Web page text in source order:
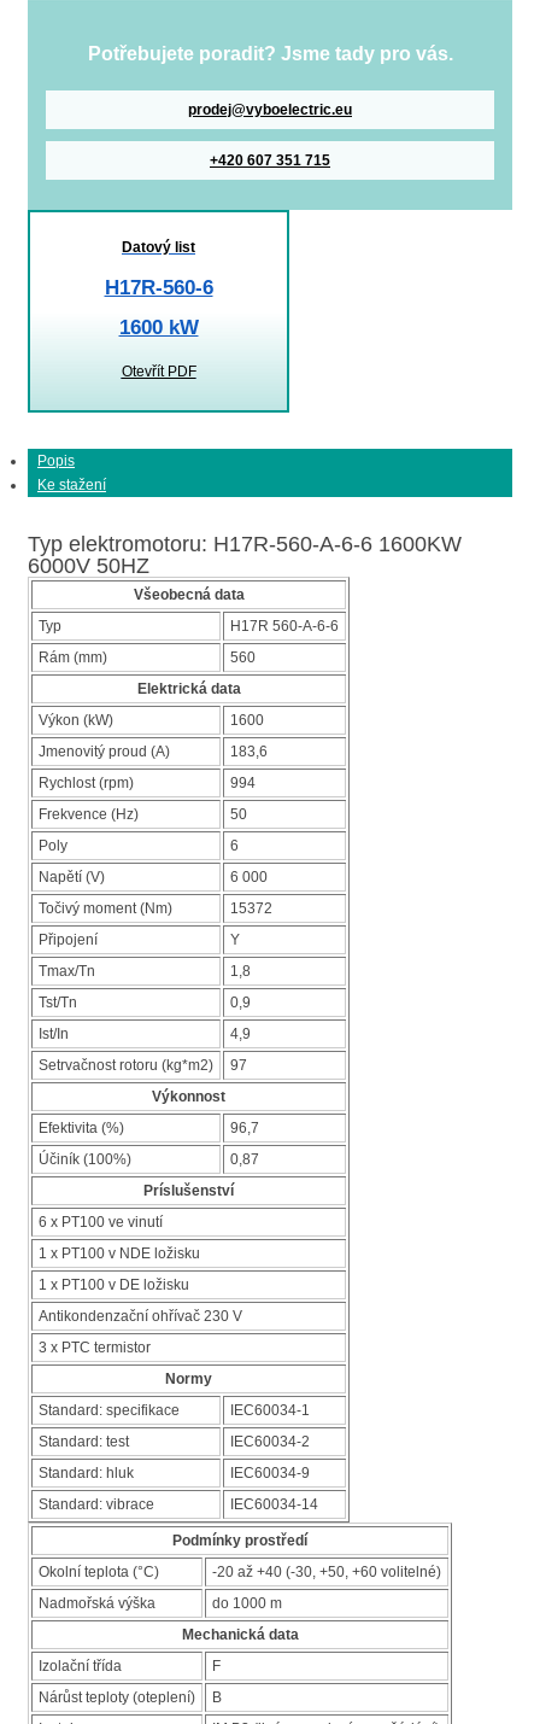
Potřebujete poradit? Jsme tady pro vás.
prodej@vyboelectric.eu
+420 607 351 715
Datový list
H17R-560-6
1600 kW
Otevřít PDF
Popis
Ke stažení
Typ elektromotoru: H17R-560-A-6-6 1600KW
6000V 50HZ
Všeobecná data
Typ
H17R 560-A-6-6
Rám (mm)
560
Elektrická data
Výkon (kW)
1600
Jmenovitý proud (A)
183,6
Rychlost (rpm)
994
Frekvence (Hz)
50
Poly
6
Napětí (V)
6 000
Točivý moment (Nm)
15372
Připojení
Y
Tmax/Tn
1,8
Tst/Tn
0,9
Ist/In
4,9
Setrvačnost rotoru (kg*m2)
97
Výkonnost
Efektivita (%)
96,7
Účiník (100%)
0,87
Príslušenství
6 x PT100 ve vinutí
1 x PT100 v NDE ložisku
1 x PT100 v DE ložisku
Antikondenzační ohřívač 230 V
3 x PTC termistor
Normy
Standard: specifikace
IEC60034-1
Standard: test
IEC60034-2
Standard: hluk
IEC60034-9
Standard: vibrace
IEC60034-14
Podmínky prostředí
Okolní teplota (°C)
-20 až +40 (-30, +50, +60 volitelné)
Nadmořská výška
do 1000 m
Mechanická data
Izolační třída
F
Nárůst teploty (oteplení)
B